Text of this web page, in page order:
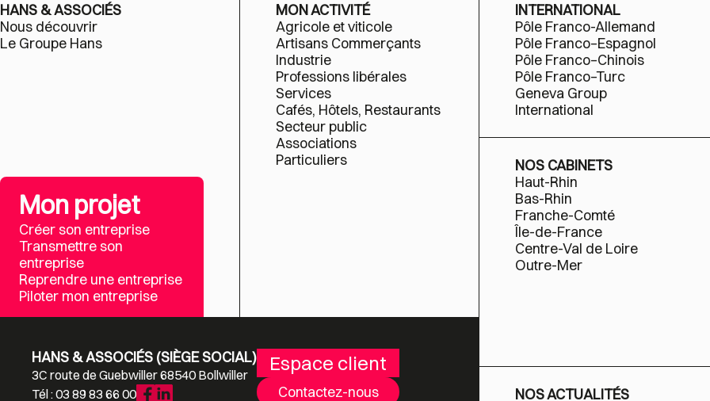
HANS & ASSOCIÉS
Nous découvrir
Le Groupe Hans
Mon projet
Créer son entreprise
Transmettre son
entreprise
Reprendre une entreprise
Piloter mon entreprise
MON ACTIVITÉ
Agricole et viticole
Artisans Commerçants
Industrie
Professions libérales
Services
Cafés, Hôtels, Restaurants
Secteur public
Associations
Particuliers
HANS & ASSOCIÉS (SIÈGE SOCIAL)
3C route de Guebwiller 68540 Bollwiller
Tél : 03 89 83 66 00
Espace client
Contactez-nous
INTERNATIONAL
Pôle Franco-Allemand
Pôle Franco–Espagnol
Pôle Franco–Chinois
Pôle Franco–Turc
Geneva Group
International
NOS CABINETS
Haut-Rhin
Bas-Rhin
Franche-Comté
Île-de-France
Centre-Val de Loire
Outre-Mer
NOS ACTUALITÉS